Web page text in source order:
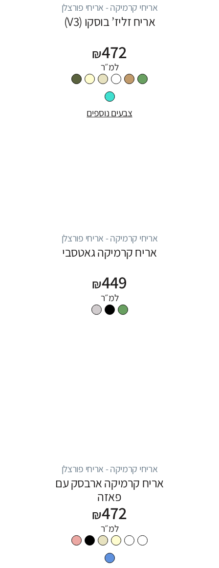
אריחי קרמיקה - אריחי פורצלן
אריח זליז’ בוסקו (V3)
₪472
למ״ר
צבעים נוספים
אריחי קרמיקה - אריחי פורצלן
אריח קרמיקה גאטסבי
₪449
למ״ר
אריחי קרמיקה - אריחי פורצלן
אריח קרמיקה ארבסק עם
פאזה
₪472
למ״ר